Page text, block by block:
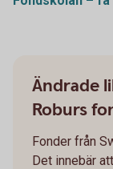
Ändrade
Roburs
Fonder från
Det innebär